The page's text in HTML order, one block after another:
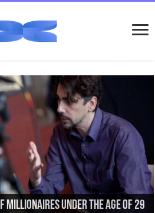
Millionaires Under The Age Of 29
Weight Loss Formula!